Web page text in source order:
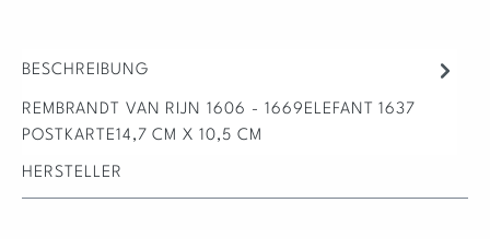
BESCHREIBUNG
REMBRANDT VAN RIJN 1606 - 1669ELEFANT 1637
POSTKARTE14,7 CM X 10,5 CM
HERSTELLER